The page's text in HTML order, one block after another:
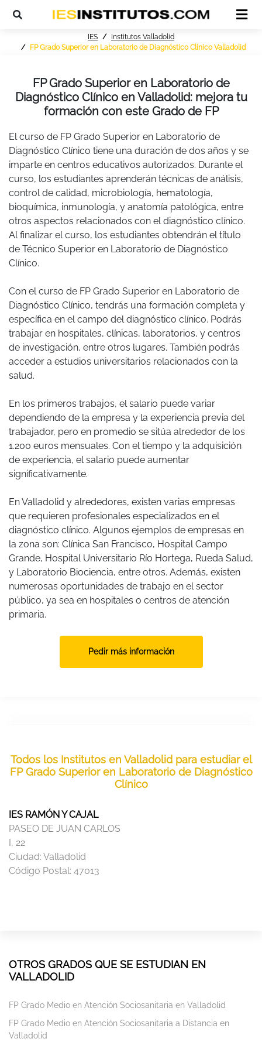
IES
Institutos Valladolid
FP Grado Superior en Laboratorio de Diagnóstico Clínico Valladolid
FP Grado Superior en Laboratorio de
Diagnóstico Clínico en Valladolid: mejora tu
formación con este Grado de FP
El curso de FP Grado Superior en Laboratorio de
Diagnóstico Clínico tiene una duración de dos años y se
imparte en centros educativos autorizados. Durante el
curso, los estudiantes aprenderán técnicas de análisis,
control de calidad, microbiología, hematología,
bioquímica, inmunología, y anatomía patológica, entre
otros aspectos relacionados con el diagnóstico clínico.
Al finalizar el curso, los estudiantes obtendrán el título
de Técnico Superior en Laboratorio de Diagnóstico
Clínico.
Con el curso de FP Grado Superior en Laboratorio de
Diagnóstico Clínico, tendrás una formación completa y
específica en el campo del diagnóstico clínico. Podrás
trabajar en hospitales, clínicas, laboratorios, y centros
de investigación, entre otros lugares. También podrás
acceder a estudios universitarios relacionados con la
salud.
En los primeros trabajos, el salario puede variar
dependiendo de la empresa y la experiencia previa del
trabajador, pero en promedio se sitúa alrededor de los
1.200 euros mensuales. Con el tiempo y la adquisición
de experiencia, el salario puede aumentar
significativamente.
En Valladolid y alrededores, existen varias empresas
que requieren profesionales especializados en el
diagnóstico clínico. Algunos ejemplos de empresas en
la zona son: Clínica San Francisco, Hospital Campo
Grande, Hospital Universitario Río Hortega, Rueda Salud,
y Laboratorio Biociencia, entre otros. Además, existen
numerosas oportunidades de trabajo en el sector
público, ya sea en hospitales o centros de atención
primaria.
Pedir más información
Todos los Institutos en Valladolid para estudiar el
FP Grado Superior en Laboratorio de Diagnóstico
Clínico
IES RAMÓN Y CAJAL
PASEO DE JUAN CARLOS
I, 22
Ciudad: Valladolid
Código Postal: 47013
OTROS GRADOS QUE SE ESTUDIAN EN
VALLADOLID
FP Grado Medio en Atención Sociosanitaria en Valladolid
FP Grado Medio en Atención Sociosanitaria a Distancia en
Valladolid